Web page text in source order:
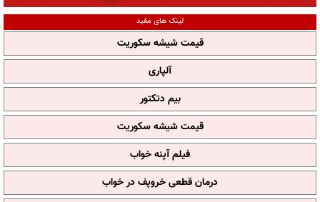
لینک های مفید
قیمت شیشه سکوریت
آلپاری
بیم دتکتور
قیمت شیشه سکوریت
فیلم آپنه خواب
درمان قطعی خروپف در خواب